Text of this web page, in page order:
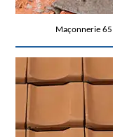
Maçonnerie 65